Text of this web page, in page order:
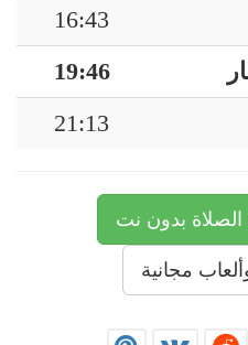
16:43
19:46
21:13
بدون نت
مجانية